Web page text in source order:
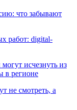
что забывают
работ: digital-
исчезнуть из
в регионе
не смотреть, а